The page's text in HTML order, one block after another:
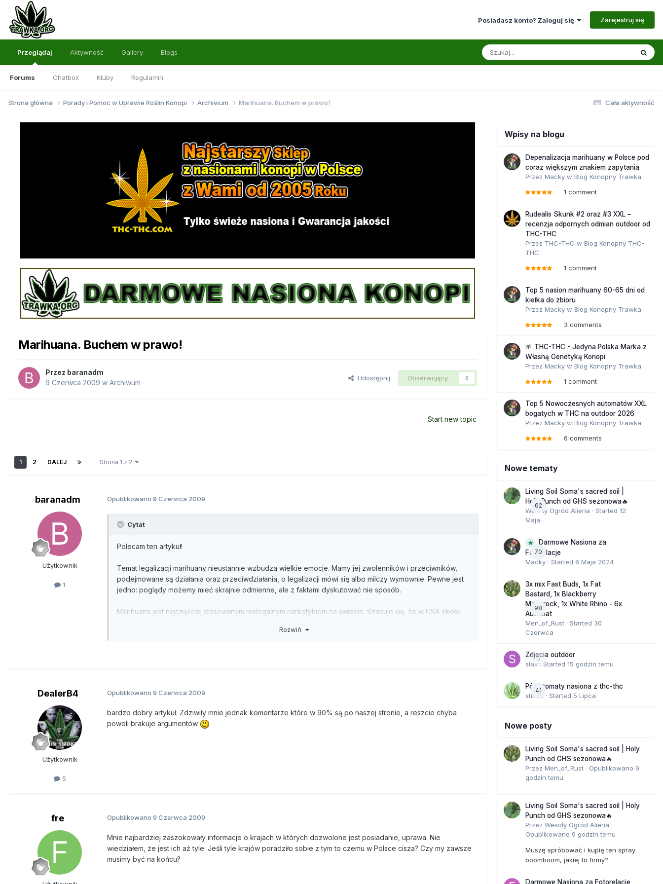
Posiadasz konto? Zaloguj się Zarejestruj się
Przeglądaj
Forums Chatbox Kluby Regulamin
Aktywność Gallery Blogs
Cała aktywność
Strona główna Porady i Pomoc w Uprawie Roślin Konopi Archiwum Marihuana. Buchem w prawo!
Marihuana. Buchem w prawo!
Przez baranadm
9 Czerwca 2009 w Archiwum
Udostępnij Obserwujący 0
Start new topic
1 2 DALEJ Strona 1 z 2
baranadm
Użytkownik
1
Opublikowano 9 Czerwca 2009
Cytat
Polecam ten artykuł!
Temat legalizacji marihuany nieustannie wzbudza wielkie emocje. Mamy jej zwolenników i przeciwników,
podejmowane są działania oraz przeciwdziałania, o legalizacji mówi się albo milczy wymownie. Pewne jest
jedno: poglądy możemy mieć skrajnie odmienne, ale z faktami dyskutować nie sposób.
Marihuana jest najczęściej stosowanym nielegalnym narkotykiem na świecie. Szacuje się, że w USA około
że 36% młodych Polaków w wieku 17-18 lat przynajmniej raz w życiu paliło marihuanę; co ósmy nastolatek
Z ocen młodzieży wynika, że dostępność do marihuany w ostatnich latach zwiększyła się znacznie.
Jednocześnie w porównaniu do nastolatków z innych krajów UE młodzi Polacy deklarują łatwiejszy dostęp
porzucenie lub porwanie małoletniego do lat 15, narażanie pracownika na śmierć lub choroby, publiczne
wobec bliźniego za trzy lata więzienia jest naprawdę długa. Czy uczciwe jest równanie szkodliwości
wymienionych wyżej czynów z paleniem tej rośliny? Czy palacz, spędziwszy trzy lata w zamkniętej celi w
towarzystwie sutenera, faszysty czy złodzieja wyjdzie na wolność jako lepszy człowiek? Czy przypadkiem
Rozwiń
DealerB4
Użytkownik
5
Opublikowano 9 Czerwca 2009
bardzo dobry artykuł. Zdziwiły mnie jednak komentarze które w 90% są po naszej stronie, a reszcie chyba
powoli brakuje argumentów
fre Opublikowano 9 Czerwca 2009
Mnie najbardziej zaszokowały informacje o krajach w których dozwolone jest posiadanie, uprawa. Nie
wiedziałem, że jest ich aż tyle. Jeśli tyle krajów poradziło sobie z tym to czemu w Polsce cisza? Czy my zawsze
musimy być na końcu?
Wpisy na blogu
Depenalizacja marihuany w Polsce pod
coraz większym znakiem zapytania
Przez Macky w Blog Konopny Trawka
1 comment
Rudealis Skunk #2 oraz #3 XXL –
recenzja odpornych odmian outdoor od
THC-THC
Przez THC-THC w Blog Konopny THC-
THC
1 comment
Top 5 nasion marihuany 60-65 dni od
kiełka do zbioru
Przez Macky w Blog Konopny Trawka
3 comments
🌱 THC-THC - Jedyna Polska Marka z
Własną Genetyką Konopi
Przez Macky w Blog Konopny Trawka
1 comment
Top 5 Nowoczesnych automatów XXL
bogatych w THC na outdoor 2026
Przez Macky w Blog Konopny Trawka
6 comments
Nowe tematy
62
Living Soil Soma's sacred soil |
Holy Punch od GHS sezonowa🔥
Wesoły Ogród Aliena · Started 12
Maja
70
Darmowe Nasiona za
Fotorelacje
Macky · Started 8 Maja 2024
98
3x mix Fast Buds, 1x Fat
Bastard, 1x Blackberry
Moonrock, 1x White Rhino - 6x
Automat
Men_of_Rust · Started 30
Czerwca
0
Zdjecia outdoor
slav · Started 15 godzin temu
41
Półautomaty nasiona z thc-thc
stix33 · Started 5 Lipca
Nowe posty
Living Soil Soma's sacred soil | Holy
Punch od GHS sezonowa🔥
Przez Men_of_Rust · Opublikowano 9
godzin temu
Living Soil Soma's sacred soil | Holy
Punch od GHS sezonowa🔥
Przez Wesoły Ogród Aliena ·
Opublikowano 9 godzin temu
Muszę spróbować i kupię ten spray
boomboom, jakiej to firmy?
Darmowe Nasiona za Fotorelacje